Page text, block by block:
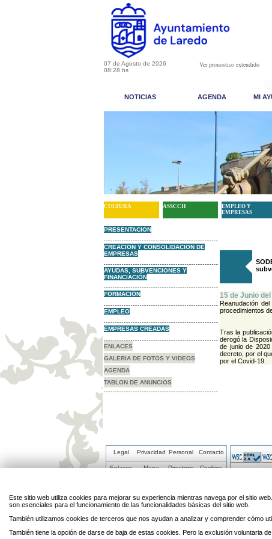
07 de Agosto de 2026
08:28 hs
Ver pronostico extendido
NOTICIAS AGENDA MI
CULTURA ASSCCII
EMPLEO Y
EMPRESAS
PRESENTACION
CREACION Y CONSOLIDACION DE
EMPRESAS
AYUDAS, SUBVENCIONES Y
FINANCIACIÓN
FORMACIÓN
EMPLEO
EMPRESAS CREADAS
ENLACES
GALERIA DE FOTOS Y VIDEOS
AGENDA
TABLON DE ANUNCIOS
15 de Junio del
Reanudación
procedimientos
Tras la
derogó la
de junio de
decreto, por el
por el Covid-19.
Legal Privacidad Personal Contacto
Enlaces Mapa Directorio Cookies
Este sitio web utiliza cookies para mejorar su experiencia mientras navega por el sitio
son esenciales para el funcionamiento de las funcionalidades básicas del sitio web.
También utilizamos cookies de terceros que nos ayudan a analizar y comprender cómo
También tiene la opción de darse de baja de estas cookies. Pero la exclusión voluntaria